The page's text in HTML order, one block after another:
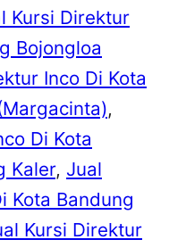
Kursi Direktur
Bojongloa
Inco Di Kota
Di Kota
Kaler, Jual
Kota Bandung
Kursi Direktur